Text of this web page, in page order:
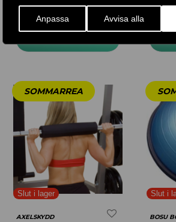
Anpassa Avvisa alla
AXELSKYDD BOSU